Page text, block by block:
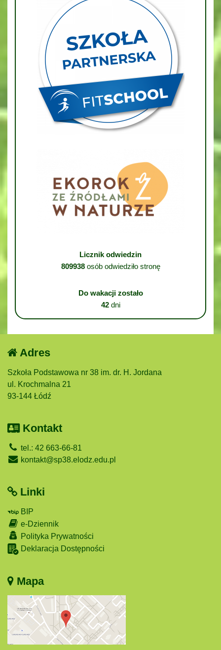
Licznik odwiedzin
809938osób odwiedziło stronę
Do wakacji zostało
42dni
Adres
Szkoła Podstawowa nr 38 im. dr. H. Jordana
ul. Krochmalna 21
93-144 Łódź
Kontakt
tel.: 42 663-66-81
kontakt@sp38.elodz.edu.pl
Linki
BIP
e-Dziennik
Polityka Prywatności
Deklaracja Dostępności
Mapa